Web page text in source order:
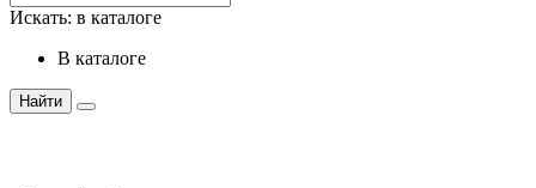
Искать: в каталоге
в каталоге
Найти